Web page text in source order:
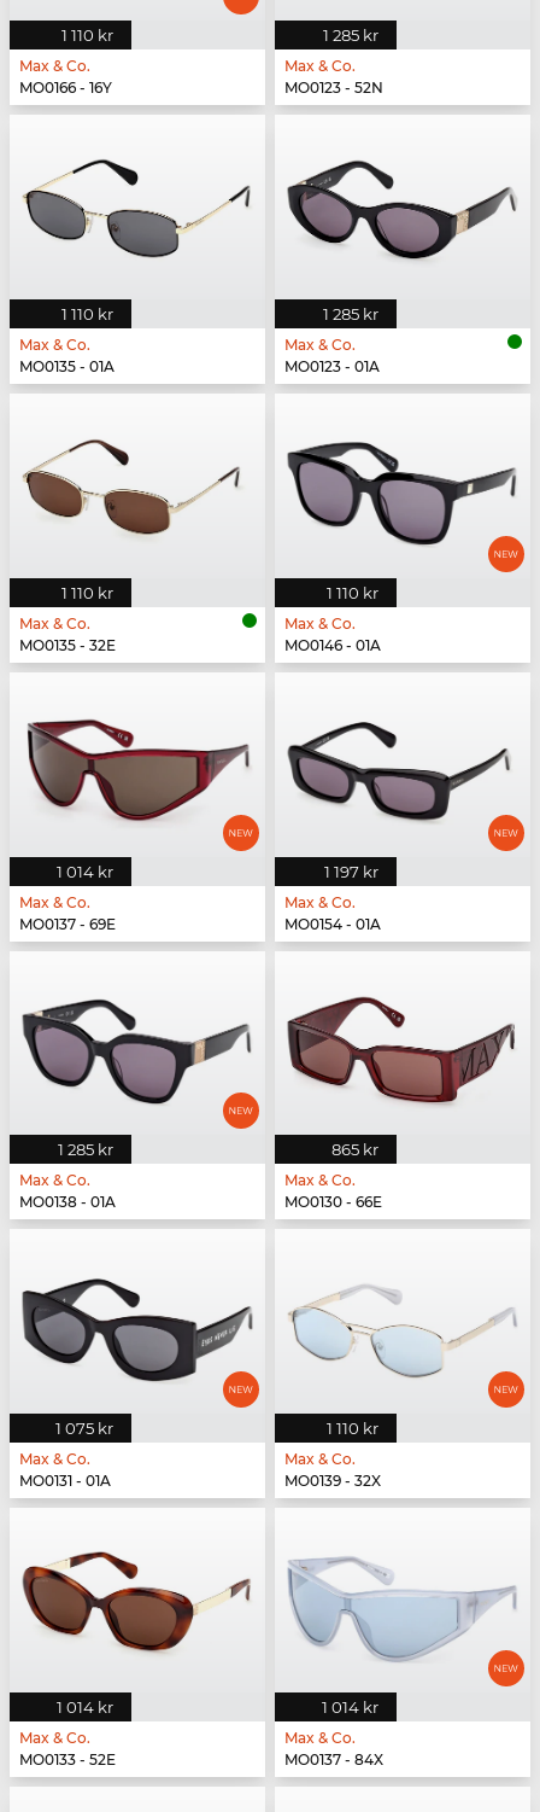
1 110 kr
Max & Co.
MO0166 - 16Y
1 285 kr
Max & Co.
MO0123 - 52N
1 110 kr
Max & Co.
MO0135 - 01A
1 285 kr
Max & Co.
MO0123 - 01A
1 110 kr
Max & Co.
MO0135 - 32E
1 110 kr
Max & Co.
MO0146 - 01A
1 014 kr
Max & Co.
MO0137 - 69E
1 197 kr
Max & Co.
MO0154 - 01A
1 285 kr
Max & Co.
MO0138 - 01A
865 kr
Max & Co.
MO0130 - 66E
1 075 kr
Max & Co.
MO0131 - 01A
1 110 kr
Max & Co.
MO0139 - 32X
1 014 kr
Max & Co.
MO0133 - 52E
1 014 kr
Max & Co.
MO0137 - 84X